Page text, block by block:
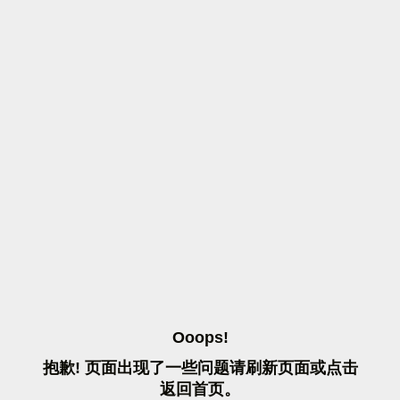
OOOPS!
抱歉! 页面出现了一些问题请刷 新页面或点击
返 回首页。